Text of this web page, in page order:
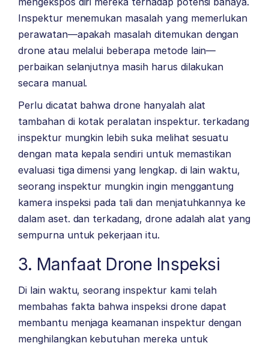
Inspektur menemukan masalah yang memerlukan
perawatan—apakah masalah ditemukan dengan
drone atau melalui beberapa metode lain—
perbaikan selanjutnya masih harus dilakukan
secara manual.
Perlu dicatat bahwa drone hanyalah alat
tambahan di kotak peralatan inspektur. terkadang
inspektur mungkin lebih suka melihat sesuatu
dengan mata kepala sendiri untuk memastikan
evaluasi tiga dimensi yang lengkap. di lain waktu,
seorang inspektur mungkin ingin menggantung
kamera inspeksi pada tali dan menjatuhkannya ke
dalam aset. dan terkadang, drone adalah alat yang
sempurna untuk pekerjaan itu.
3. Manfaat Drone Inspeksi
Di lain waktu, seorang inspektur kami telah
membahas fakta bahwa inspeksi drone dapat
membantu menjaga keamanan inspektur dengan
menghilangkan kebutuhan mereka untuk